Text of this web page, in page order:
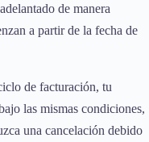
de manera
a partir de la fecha de
de facturación, tu
las mismas condiciones,
una cancelación debido